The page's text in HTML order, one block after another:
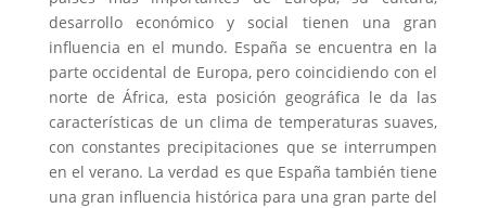
desarrollo económico y social tienen una gran
influencia en el mundo. España se encuentra en la
parte occidental de Europa, pero coincidiendo con el
norte de África, esta posición geográfica le da las
características de un clima de temperaturas suaves,
con constantes precipitaciones que se interrumpen
en el verano. La verdad es que España también tiene
una gran influencia histórica para una gran parte del